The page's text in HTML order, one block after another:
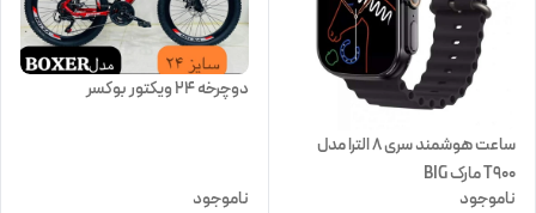
ساعت هوشمند سری ۸ الترا مدل
T900 مارک BIG
ناموجود
دوچرخه 24 ویکتور بوکسر
ناموجود